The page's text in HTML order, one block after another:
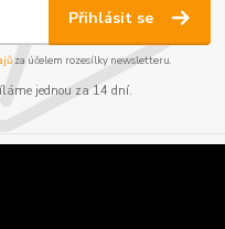
Přihlásit se
za účelem rozesílky newsletteru.
jednou za 14 dní.